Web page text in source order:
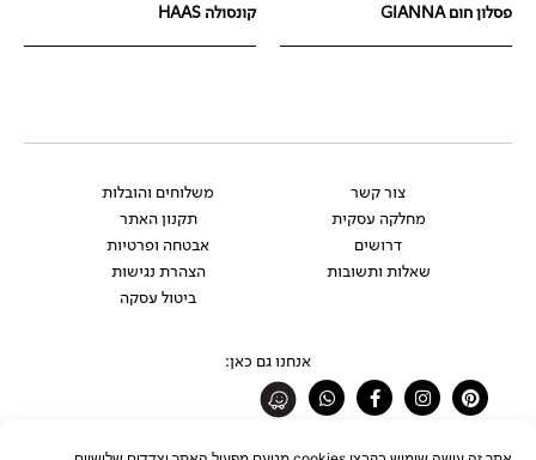
פסלון חום GIANNA קונסולה HAAS
צור קשר
מחלקה עסקית
דרושים
שאלות ותשובות
משלוחים והובלות
תקנון האתר
אבטחה ופרטיות
הצהרת נגישות
ביטול עסקה
אנחנו גם כאן:
Pinterest
Instagram
Facebook-
f
Whatsapp